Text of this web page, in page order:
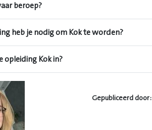
beroep?
heb je nodig om Kok te worden?
opleiding Kok in?
Gepubliceerd door: